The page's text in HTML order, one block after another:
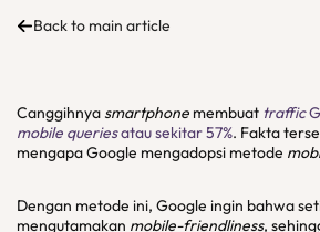
Back to main article
Canggihnya smartphone membuat traffic
mobile queriesatau sekitar 57%. Fakta
mengapa Google mengadopsi metode
Dengan metode ini, Google ingin bahwa
mengutamakan mobile-friendliness,